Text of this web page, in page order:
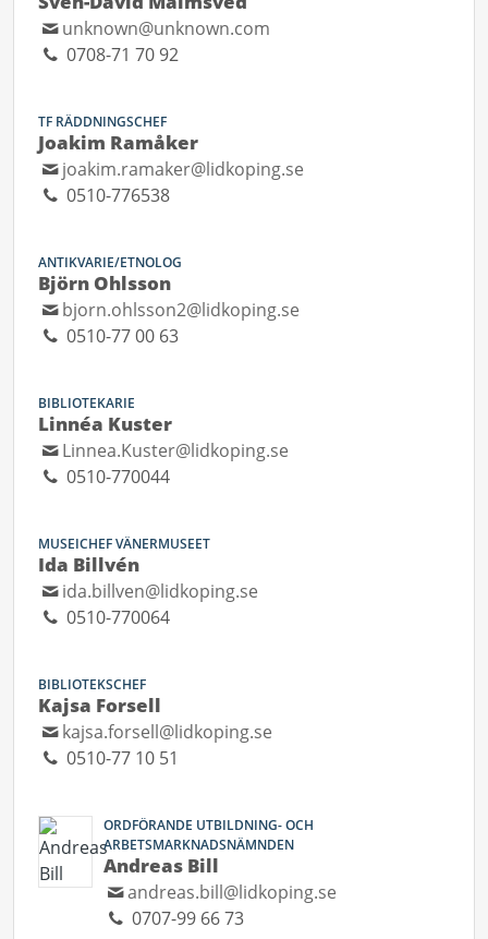
unknown@unknown.com
0708-71 70 92
TF RÄDDNINGSCHEF
Joakim Ramåker
joakim.ramaker@lidkoping.se
0510-776538
ANTIKVARIE/ETNOLOG
Björn Ohlsson
bjorn.ohlsson2@lidkoping.se
0510-77 00 63
BIBLIOTEKARIE
Linnéa Kuster
Linnea.Kuster@lidkoping.se
0510-770044
MUSEICHEF VÄNERMUSEET
Ida Billvén
ida.billven@lidkoping.se
0510-770064
BIBLIOTEKSCHEF
Kajsa Forsell
kajsa.forsell@lidkoping.se
0510-77 10 51
ORDFÖRANDE UTBILDNING- OCH
ARBETSMARKNADSNÄMNDEN
Andreas Bill
andreas.bill@lidkoping.se
0707-99 66 73